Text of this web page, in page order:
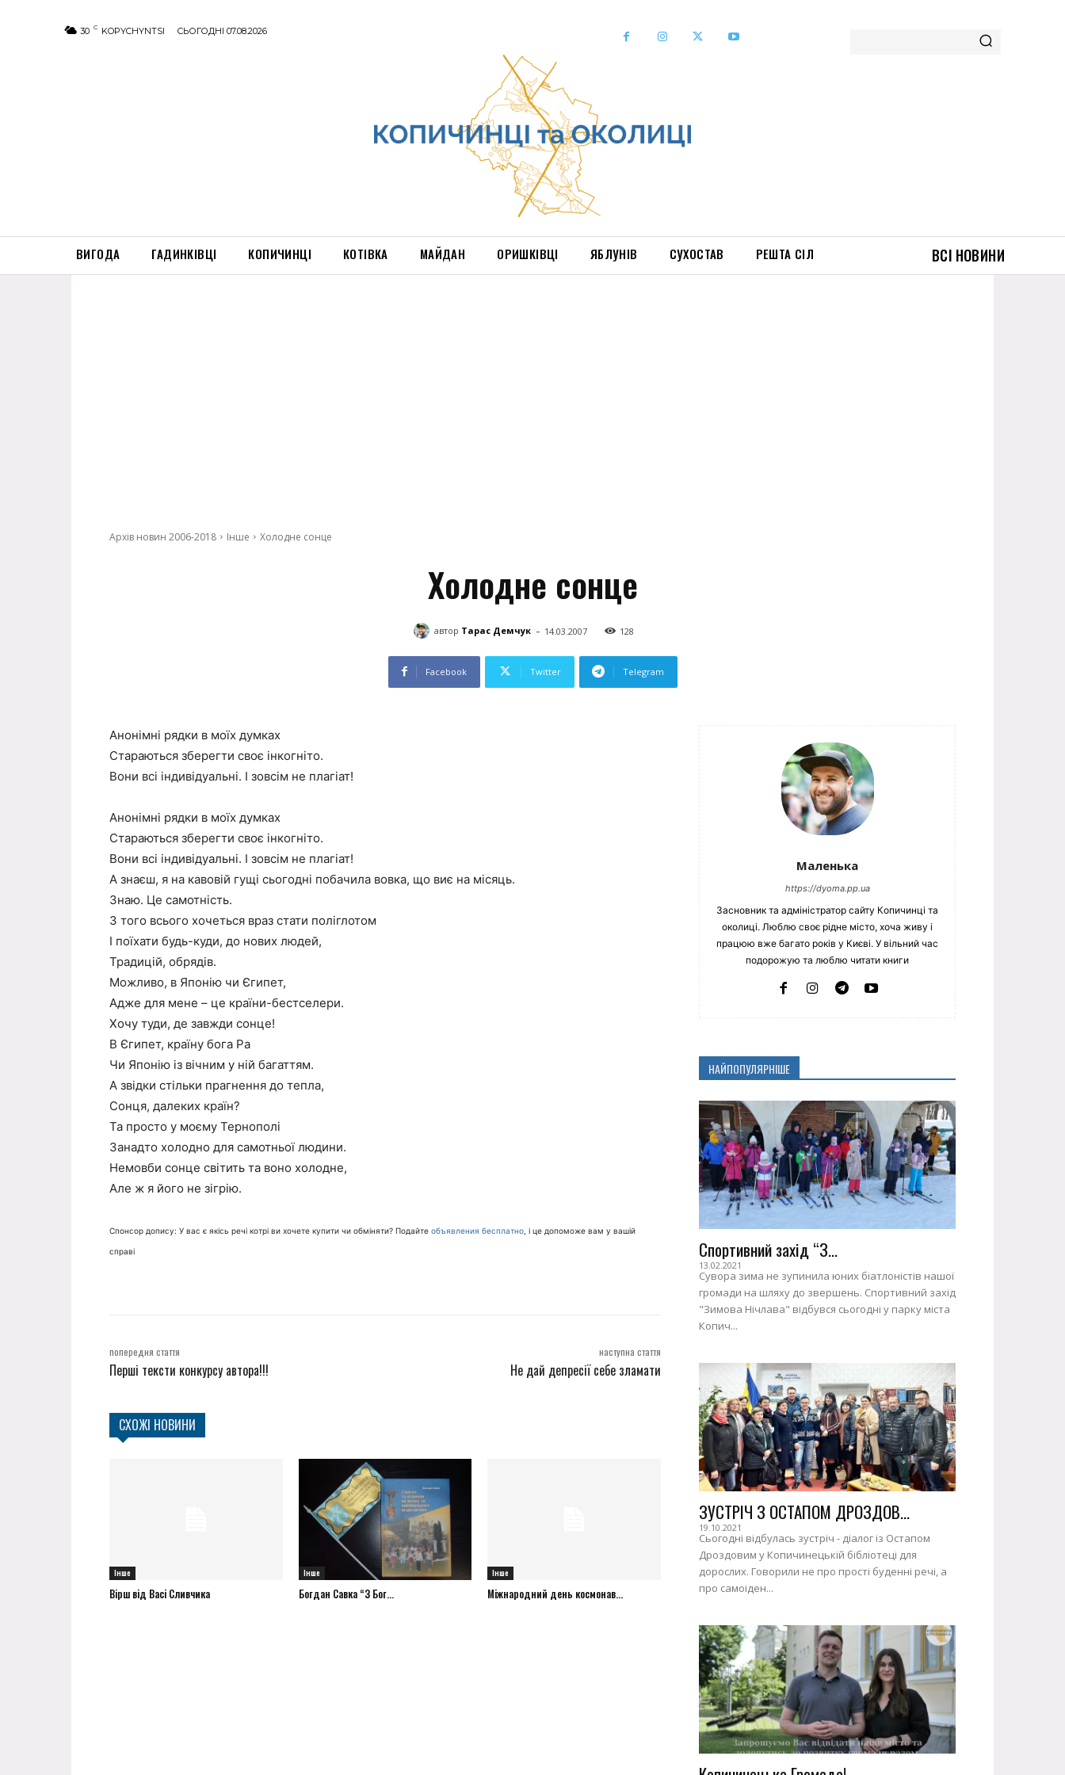
30 C KOPYCHYNTSI СЬОГОДНІ 07.08.2026
ВИГОДА ГАДИНКІВЦІ КОПИЧИНЦІ КОТІВКА МАЙДАН ОРИШКІВЦІ ЯБЛУНІВ СУХОСТАВ РЕШТА СІЛ ВСІ НОВИНИ
Архів новин 2006-2018 Інше Холодне сонце
Холодне сонце
автор Тарас Демчук - 14.03.2007 128
Facebook Twitter Telegram
Анонімні рядки в моїх думках
Стараються зберегти своє інкогніто.
Вони всі індивідуальні. І зовсім не плагіат!
Анонімні рядки в моїх думках
Стараються зберегти своє інкогніто.
Вони всі індивідуальні. І зовсім не плагіат!
А знаєш, я на кавовій гущі сьогодні побачила вовка, що виє на місяць.
Знаю. Це самотність.
З того всього хочеться враз стати поліглотом
І поїхати будь-куди, до нових людей,
Традицій, обрядів.
Можливо, в Японію чи Єгипет,
Адже для мене – це країни-бестселери.
Хочу туди, де завжди сонце!
В Єгипет, країну бога Ра
Чи Японію із вічним у ній багаттям.
А звідки стільки прагнення до тепла,
Сонця, далеких країн?
Та просто у моєму Тернополі
Занадто холодно для самотньої людини.
Немовби сонце світить та воно холодне,
Але ж я його не зігрію.
Спонсор допису: У вас є якісь речі котрі ви хочете купити чи обміняти? Подайте объявления бесплатно , і це допоможе вам у вашій
справі
попередня стаття
Перші тексти конкурсу автора!!!
наступна стаття
Не дай депресії себе зламати
СХОЖІ НОВИНИ
Інше
Вірш від Васі Сливчика
Інше
Богдан Савка “З Бог...
Інше
Міжнародний день космонав...
Маленька
https://dyoma.pp.ua
Засновник та адміністратор сайту Копичинці та
околиці. Люблю своє рідне місто, хоча живу і
працюю вже багато років у Києві. У вільний час
подорожую та люблю читати книги
НАЙПОПУЛЯРНІШЕ
Спортивний захід “З...
13.02.2021
Сувора зима не зупинила юних біатлоністів нашої
громади на шляху до звершень. Спортивний захід
"Зимова Нічлава" відбувся сьогодні у парку міста
Копич...
ЗУСТРІЧ З ОСТАПОМ ДРОЗДОВ...
19.10.2021
Сьогодні відбулась зустріч - діалог із Остапом
Дроздовим у Копичинецькій бібліотеці для
дорослих. Говорили не про прості буденні речі, а
про самоіден...